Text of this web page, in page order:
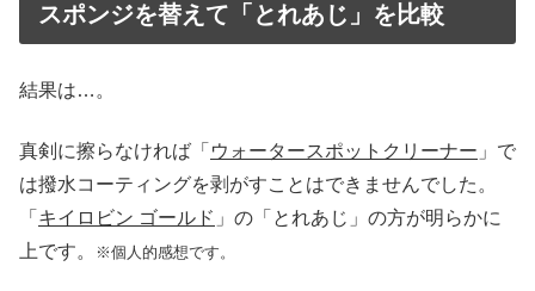
スポンジを替えて「とれあじ」を比較
結果は…。
真剣に擦らなければ「 ウォータースポットクリーナー 」で
は撥水コーティングを剥がすことはできませんでした。
「 キイロビン ゴールド 」の「とれあじ」の方が明らかに
上です。
※個人的感想です。